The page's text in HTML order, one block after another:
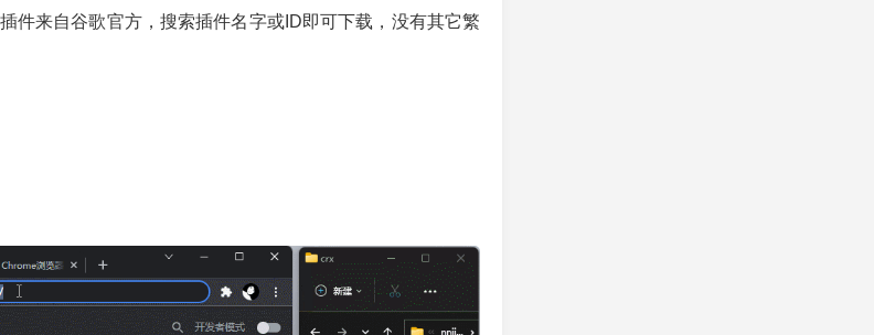
插件来自谷歌官方，搜索插件名字或ID即可下载，没有其它繁